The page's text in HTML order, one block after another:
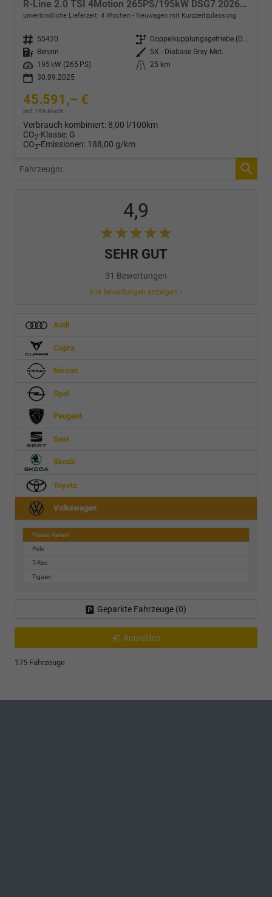
R-Line 2.0 TSI 4Motion 265PS/195kW DSG7 2026 +HUD +TRAVEL +15" NAVI +ACC +360° +PANO +AHK +MATRIX +EL. HECKKLAPPE +KEYLESS +3Z-KLIMA +SHZ +LENKRADHZ +MASSAGE +DIG. COCKPIT
unverbindliche Lieferzeit: 4 Wochen Neuwagen mit Kurzzeitzulassung
Fahrzeugnr. 55420 Getriebe
Doppelkupplungsgetriebe (DSG)
Kraftstoff
Benzin Außenfarbe
5X - Diabase Grey Met.
Leistung
195 kW (265 PS) Kilometerstand
25 km
30.09.2025
45.591,– €
incl. 19% MwSt.
Verbrauch kombiniert: 8,00 l/100km
CO2-Klasse: G
CO2-Emissionen: 188,00 g/km
Fahrzeugnr.
4,9
SEHR GUT
31 Bewertungen
Alle Bewertungen anzeigen >
Audi
Cupra
Nissan
Opel
Peugeot
Seat
Skoda
Toyota
Volkswagen
Passat Variant
Polo
T-Roc
Tiguan
Geparkte Fahrzeuge (0)
Anmelden
175 Fahrzeuge